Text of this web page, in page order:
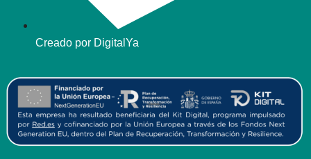
Creado por DigitalYa